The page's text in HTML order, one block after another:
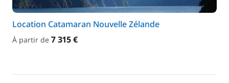
Location Catamaran Nouvelle Zélande
À partir de 7 315 €